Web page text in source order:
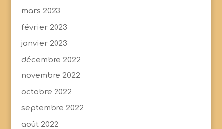
mars 2023
février 2023
janvier 2023
décembre 2022
novembre 2022
octobre 2022
septembre 2022
août 2022